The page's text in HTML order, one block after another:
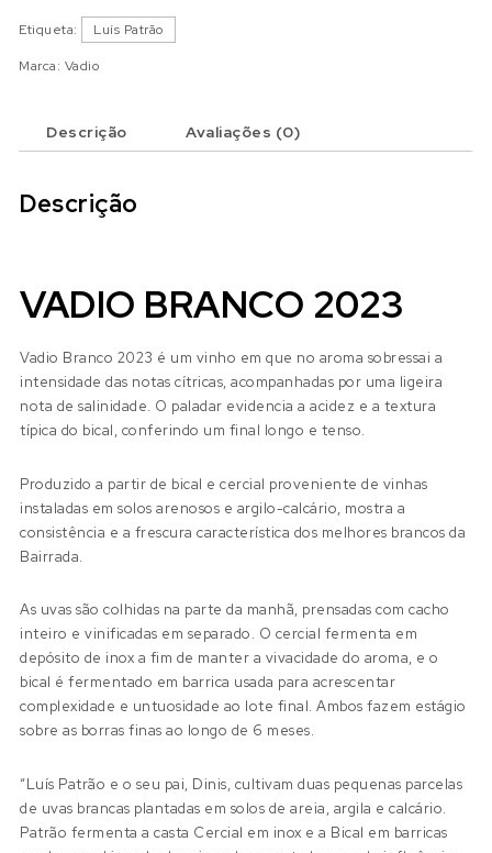
Etiqueta: Luís Patrão
Marca: Vadio
Descrição Avaliações (0)
Descrição
VADIO BRANCO 2023
Vadio Branco 2023 é um vinho em que no aroma sobressai a
intensidade das notas cítricas, acompanhadas por uma ligeira
nota de salinidade. O paladar evidencia a acidez e a textura
típica do bical, conferindo um final longo e tenso.
Produzido a partir de bical e cercial proveniente de vinhas
instaladas em solos arenosos e argilo-calcário, mostra a
consistência e a frescura característica dos melhores brancos da
Bairrada.
As uvas são colhidas na parte da manhã, prensadas com cacho
inteiro e vinificadas em separado. O cercial fermenta em
depósito de inox a fim de manter a vivacidade do aroma, e o
bical é fermentado em barrica usada para acrescentar
complexidade e untuosidade ao lote final. Ambos fazem estágio
sobre as borras finas ao longo de 6 meses.
“Luís Patrão e o seu pai, Dinis, cultivam duas pequenas parcelas
de uvas brancas plantadas em solos de areia, argila e calcário.
Patrão fermenta a casta Cercial em inox e a Bical em barricas